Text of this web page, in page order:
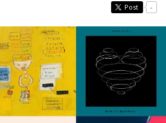
Post -